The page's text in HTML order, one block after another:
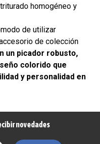
homogéneo y
de utilizar
de colección
un picador robusto,
colorido que
y personalidad en
novedades